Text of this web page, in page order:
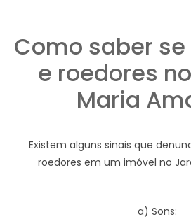
Como saber
e roedores
Maria
Existem alguns sinais que
roedores em um imóvel no
a) Sons: